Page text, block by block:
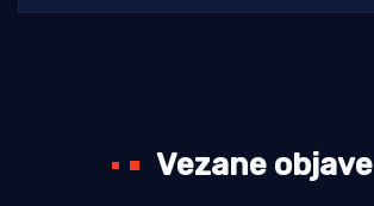
Vezane objave